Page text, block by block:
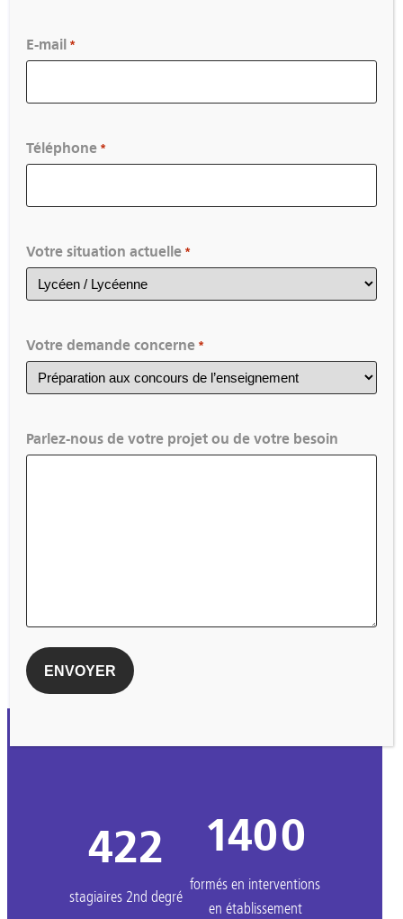
dossier RAEP 2026/27
Nouveau stage en Arts Plastiques
422
stagiaires 2nd degré
1400
formés en interventions
en établissement
E-mail *
Téléphone *
Votre situation actuelle *
Votre demande concerne *
Parlez-nous de votre projet ou de votre besoin